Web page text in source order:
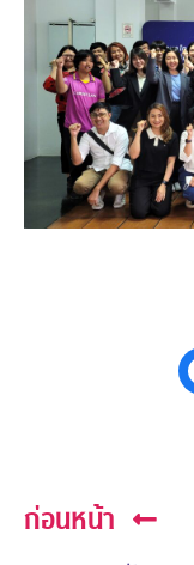
ก่อนหน้า